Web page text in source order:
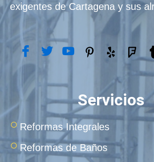
exigentes de Cartagena y sus
Servicios
Reformas Integrales
Reformas de Baños